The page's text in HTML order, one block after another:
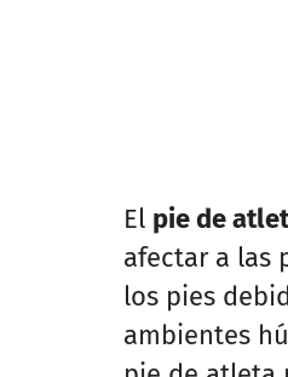
El pie de
afectar a las
los pies
ambientes